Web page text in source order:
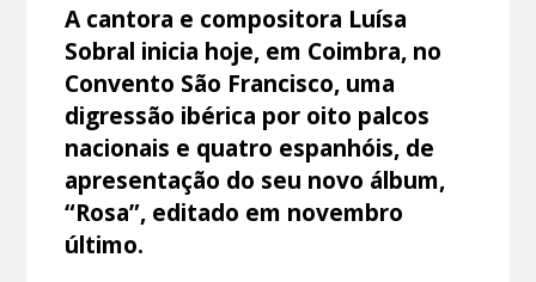
A cantora e compositora Luísa
Sobral inicia hoje, em Coimbra, no
Convento São Francisco, uma
digressão ibérica por oito palcos
nacionais e quatro espanhóis, de
apresentação do seu novo álbum,
“Rosa”, editado em novembro
último.